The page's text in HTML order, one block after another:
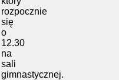
rozpocznie
się
o
12.30
na
sali
gimnastycznej.